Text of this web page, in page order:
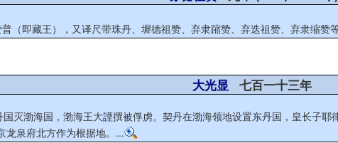
（即藏王），又译尺带珠丹、墀德祖赞、弃隶蹜赞、弃迭祖赞、弃隶缩
大光显 七百一十三年
灭渤海国，渤海王大諲撰被俘虏。契丹在渤海领地设置东丹国，皇长子
龙泉府北方作为根据地。...